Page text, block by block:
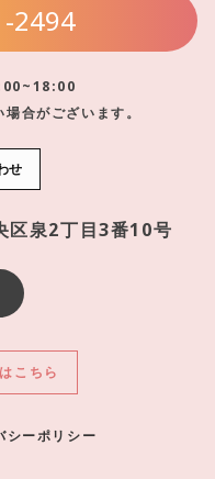
2494
合がございます。
せ
区泉2丁目3番10号
こちら
シーポリシー